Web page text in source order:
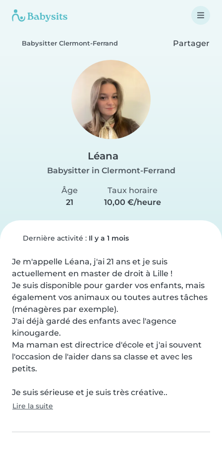
Babysitter Clermont-Ferrand Partager
Léana
Babysitter in Clermont-Ferrand
Âge
21
Taux horaire
10,00 €/heure
Dernière activité : Il y a 1 mois
Je m'appelle Léana, j'ai 21 ans et je suis
actuellement en master de droit à Lille !
Je suis disponible pour garder vos enfants, mais
également vos animaux ou toutes autres tâches
(ménagères par exemple).
J'ai déjà gardé des enfants avec l'agence
kinougarde.
Ma maman est directrice d'école et j'ai souvent
l'occasion de l'aider dans sa classe et avec les
petits.
Je suis sérieuse et je suis très créative..
Lire la suite